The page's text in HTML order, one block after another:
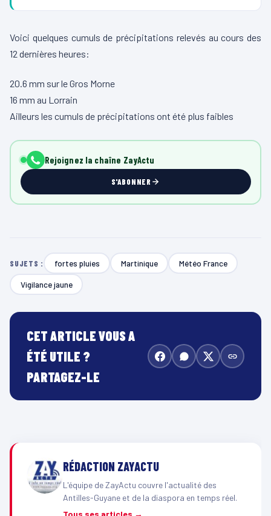
Voici quelques cumuls de précipitations relevés au cours des
12 dernières heures:
20.6 mm sur le Gros Morne
16 mm au Lorrain
Ailleurs les cumuls de précipitations ont été plus faibles
Rejoignez la chaîne ZayActu
S'ABONNER
SUJETS : fortes pluies Martinique Météo France
Vigilance jaune
CET ARTICLE VOUS A
ÉTÉ UTILE ?
PARTAGEZ-LE
RÉDACTION ZAYACTU
L'équipe de ZayActu couvre l'actualité des
Antilles-Guyane et de la diaspora en temps réel.
Tous ses articles →